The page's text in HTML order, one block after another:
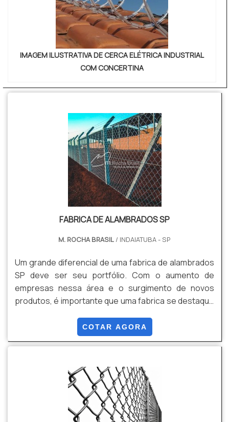
IMAGEM ILUSTRATIVA DE CERCA ELÉTRICA INDUSTRIAL
COM CONCERTINA
FABRICA DE ALAMBRADOS SP
M. ROCHA BRASIL / INDAIATUBA - SP
Um grande diferencial de uma fabrica de alambrados
SP deve ser seu portfólio. Com o aumento de
empresas nessa área e o surgimento de novos
produtos, é importante que uma fabrica se destaque
geral, essas empresas atuam principalmente em
cidades de interior como Itatiba e Bragança Paulista,
soldada; Tela ondulada; Tela para aviário; Muretas de
concreto; Entre outros.Demais detalhesCada um
COTAR AGORA